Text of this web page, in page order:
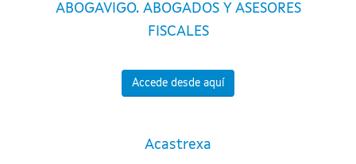
ABOGAVIGO. ABOGADOS Y ASESORES
FISCALES
Accede desde aquí
Acastrexa